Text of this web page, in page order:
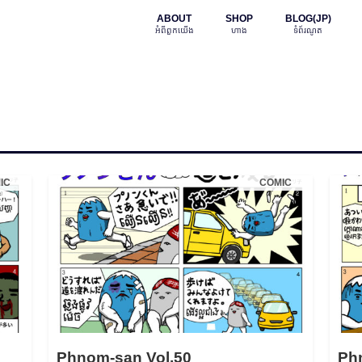
ABOUT
អំពី​ពួក​យើង
SHOP
ហាង
BLOG(JP)
ទំព័រណូត
COMIC
Phnom-san Vol.50